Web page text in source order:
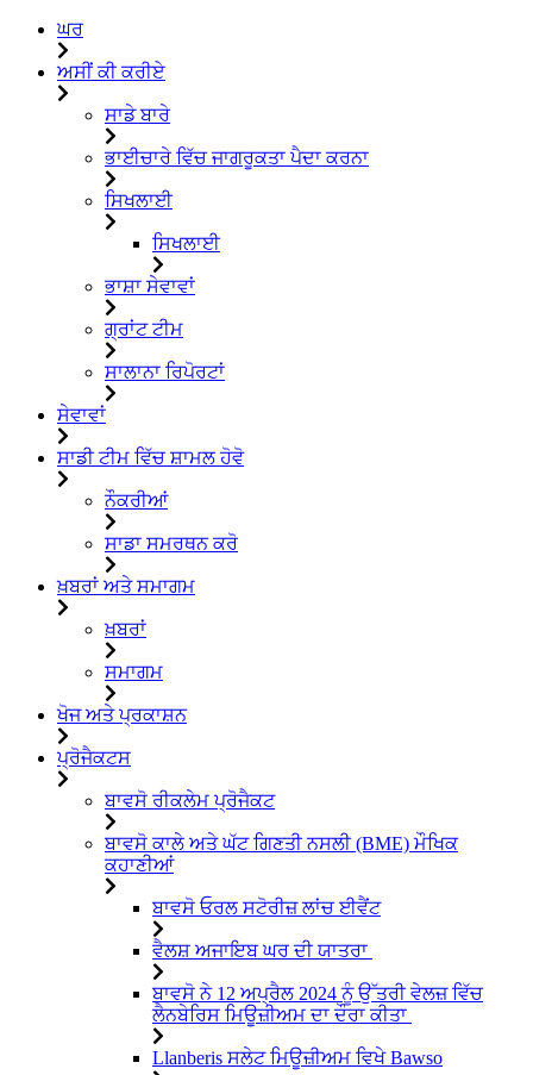
ਘਰ
ਅਸੀਂ ਕੀ ਕਰੀਏ
ਸਾਡੇ ਬਾਰੇ
ਭਾਈਚਾਰੇ ਵਿੱਚ ਜਾਗਰੂਕਤਾ ਪੈਦਾ ਕਰਨਾ
ਸਿਖਲਾਈ
ਸਿਖਲਾਈ
ਭਾਸ਼ਾ ਸੇਵਾਵਾਂ
ਗ੍ਰਾਂਟ ਟੀਮ
ਸਾਲਾਨਾ ਰਿਪੋਰਟਾਂ
ਸੇਵਾਵਾਂ
ਸਾਡੀ ਟੀਮ ਵਿੱਚ ਸ਼ਾਮਲ ਹੋਵੋ
ਨੌਕਰੀਆਂ
ਸਾਡਾ ਸਮਰਥਨ ਕਰੋ
ਖ਼ਬਰਾਂ ਅਤੇ ਸਮਾਗਮ
ਖ਼ਬਰਾਂ
ਸਮਾਗਮ
ਖੋਜ ਅਤੇ ਪ੍ਰਕਾਸ਼ਨ
ਪ੍ਰੋਜੈਕਟਸ
ਬਾਵਸੋ ਰੀਕਲੇਮ ਪ੍ਰੋਜੈਕਟ
ਬਾਵਸੋ ਕਾਲੇ ਅਤੇ ਘੱਟ ਗਿਣਤੀ ਨਸਲੀ (BME) ਮੌਖਿਕ
ਕਹਾਣੀਆਂ
ਬਾਵਸੋ ਓਰਲ ਸਟੋਰੀਜ਼ ਲਾਂਚ ਈਵੈਂਟ
ਵੈਲਸ਼ ਅਜਾਇਬ ਘਰ ਦੀ ਯਾਤਰਾ
ਬਾਵਸੋ ਨੇ 12 ਅਪ੍ਰੈਲ 2024 ਨੂੰ ਉੱਤਰੀ ਵੇਲਜ਼ ਵਿੱਚ
ਲੈਨਬੇਰਿਸ ਮਿਊਜ਼ੀਅਮ ਦਾ ਦੌਰਾ ਕੀਤਾ
Llanberis ਸਲੇਟ ਮਿਊਜ਼ੀਅਮ ਵਿਖੇ Bawso